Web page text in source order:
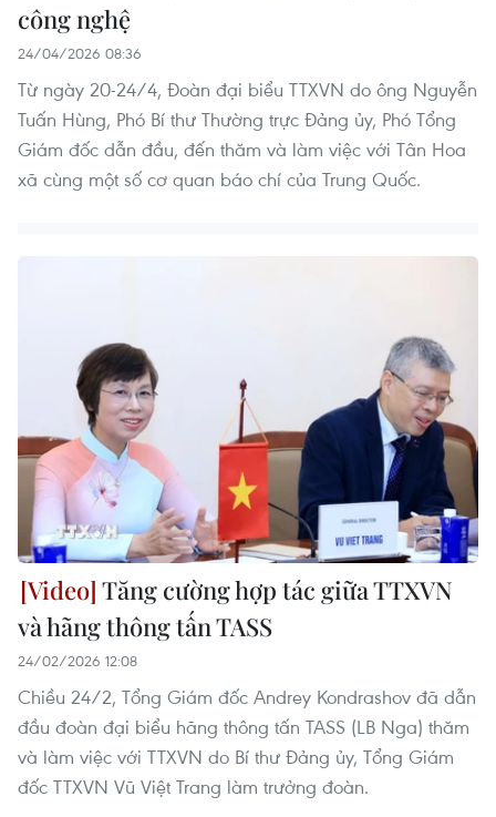
công nghệ
24/04/2026 08:36
Từ ngày 20-24/4, Đoàn đại biểu TTXVN do ông Nguyễn
Tuấn Hùng, Phó Bí thư Thường trực Đảng ủy, Phó Tổng
Giám đốc dẫn đầu, đến thăm và làm việc với Tân Hoa
xã cùng một số cơ quan báo chí của Trung Quốc.
Tăng cường hợp tác giữa TTXVN
và hãng thông tấn TASS
24/02/2026 12:08
Chiều 24/2, Tổng Giám đốc Andrey Kondrashov đã dẫn
đầu đoàn đại biểu hãng thông tấn TASS (LB Nga) thăm
và làm việc với TTXVN do Bí thư Đảng ủy, Tổng Giám
đốc TTXVN Vũ Việt Trang làm trưởng đoàn.